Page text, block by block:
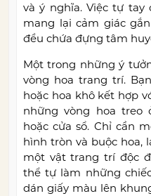
và ý nghĩa. Việc tự
mang lại cảm giác
đều chứa đựng tâm
Một trong những ý
vòng hoa trang trí.
hoặc hoa khô kết hợp
những vòng hoa treo
hoặc cửa sổ. Chỉ cần
hình tròn và buộc hoa,
một vật trang trí độc
thể tự làm những
dán giấy màu lên